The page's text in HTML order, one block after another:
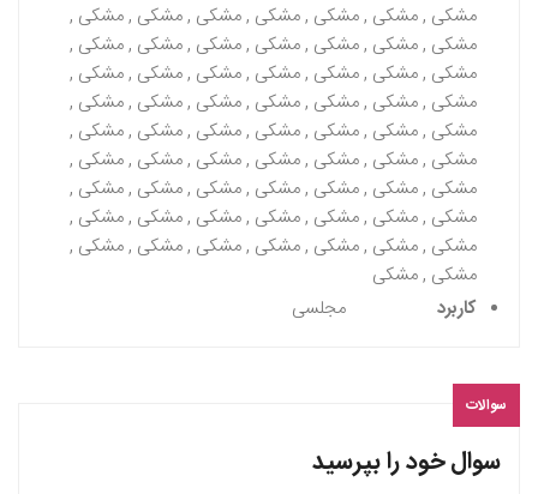
مشکی , مشکی , مشکی , مشکی , مشکی , مشکی , مشکی ,
مشکی , مشکی , مشکی , مشکی , مشکی , مشکی , مشکی ,
مشکی , مشکی , مشکی , مشکی , مشکی , مشکی , مشکی ,
مشکی , مشکی , مشکی , مشکی , مشکی , مشکی , مشکی ,
مشکی , مشکی , مشکی , مشکی , مشکی , مشکی , مشکی ,
مشکی , مشکی , مشکی , مشکی , مشکی , مشکی , مشکی ,
مشکی , مشکی , مشکی , مشکی , مشکی , مشکی , مشکی ,
مشکی , مشکی , مشکی , مشکی , مشکی , مشکی , مشکی ,
مشکی , مشکی , مشکی , مشکی , مشکی , مشکی , مشکی ,
مشکی , مشکی
کاربرد
مجلسی
سوالات
سوال خود را بپرسید